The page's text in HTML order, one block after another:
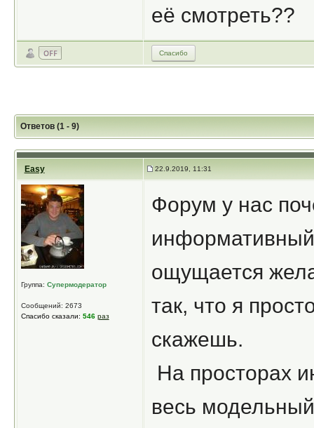
её смотреть??
Спасибо
Ответов (1 - 9)
Easy 22.9.2019, 11:31
Группа: Супермодератор
Сообщений: 2673
Спасибо сказали: 546 раз
Форум у нас
ощущается
так, что я
скажешь.
На просторах
весь